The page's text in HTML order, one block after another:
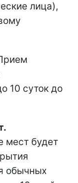
лица),
10 суток до
мест будет
обычных